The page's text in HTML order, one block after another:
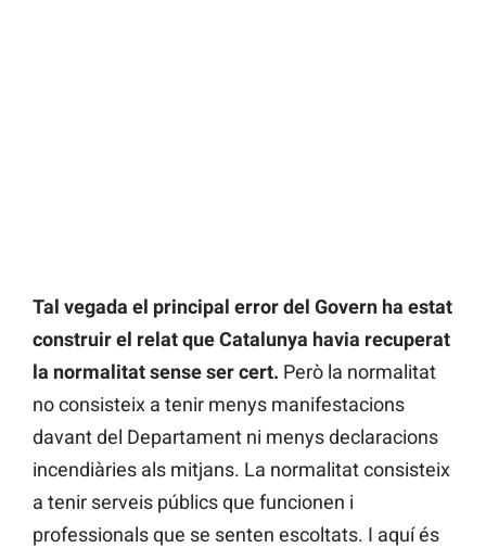
Tal vegada el principal error del Govern ha estat
construir el relat que Catalunya havia recuperat
la normalitat sense ser cert. Però la normalitat
no consisteix a tenir menys manifestacions
davant del Departament ni menys declaracions
incendiàries als mitjans. La normalitat consisteix
a tenir serveis públics que funcionen i
professionals que se senten escoltats. I aquí és